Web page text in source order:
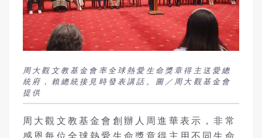
周大觀文教基金會率全球熱愛生命獎章得主送愛總
統府，賴總統接見時發表講話。圖／周大觀基金會
提供
周大觀文教基金會創辦人周進華表示，非常
感恩每位全球熱愛生命獎章得主用不同生命